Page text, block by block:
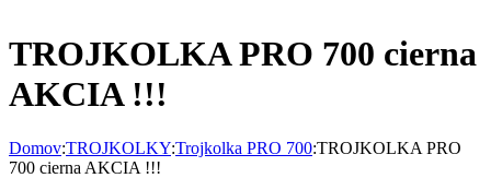
TROJKOLKA PRO 700 cierna
AKCIA !!!
Domov:TROJKOLKY:Trojkolka PRO 700:TROJKOLKA PRO
700 cierna AKCIA !!!